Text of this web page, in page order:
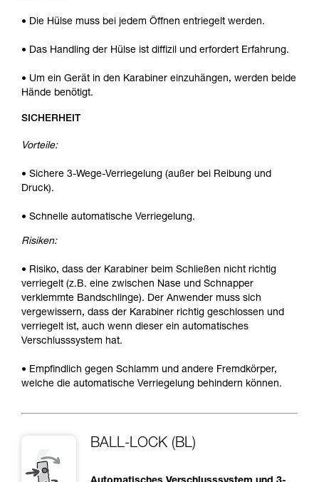
• Die Hülse muss bei jedem Öffnen entriegelt werden.
• Das Handling der Hülse ist diffizil und erfordert Erfahrung.
• Um ein Gerät in den Karabiner einzuhängen, werden beide
Hände benötigt.
SICHERHEIT
Vorteile:
• Sichere 3-Wege-Verriegelung (außer bei Reibung und
Druck).
• Schnelle automatische Verriegelung.
Risiken:
• Risiko, dass der Karabiner beim Schließen nicht richtig
verriegelt (z.B. eine zwischen Nase und Schnapper
verklemmte Bandschlinge). Der Anwender muss sich
vergewissern, dass der Karabiner richtig geschlossen und
verriegelt ist, auch wenn dieser ein automatisches
Verschlusssystem hat.
• Empfindlich gegen Schlamm und andere Fremdkörper,
welche die automatische Verriegelung behindern können.
BALL-LOCK (BL)